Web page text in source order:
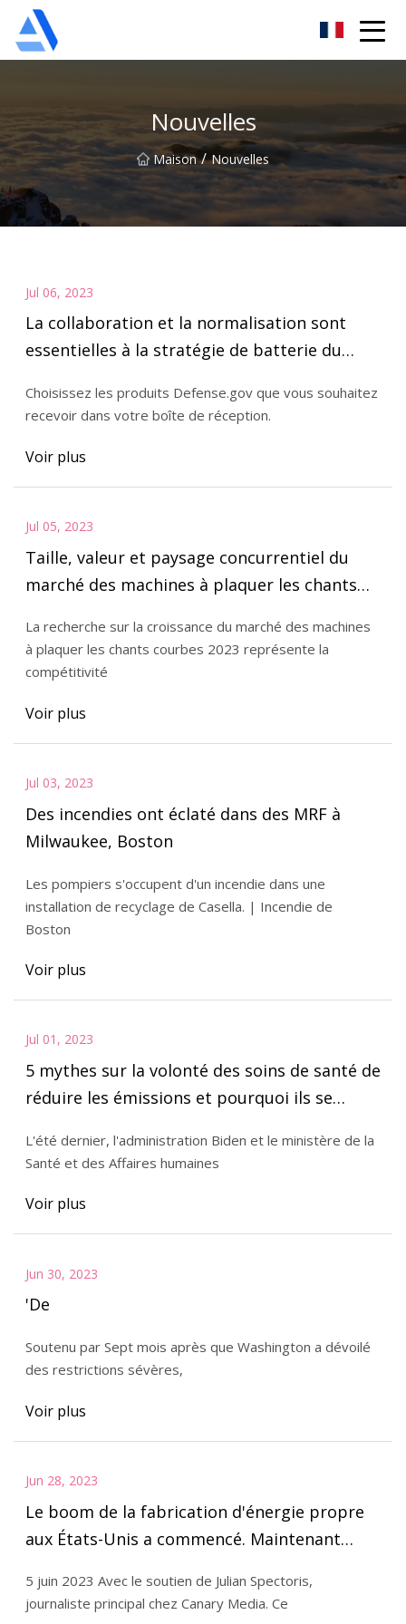
Nouvelles
Maison / Nouvelles
Jul 06, 2023
La collaboration et la normalisation sont
essentielles à la stratégie de batterie du
américains > US Department of Defence >
Choisissez les produits Defense.gov que vous souhaitez
recevoir dans votre boîte de réception.
Voir plus
Jul 05, 2023
Taille, valeur et paysage concurrentiel du
marché des machines à plaquer les chants
La recherche sur la croissance du marché des machines
à plaquer les chants courbes 2023 représente la
compétitivité
Voir plus
Jul 03, 2023
Des incendies ont éclaté dans des MRF à
Milwaukee, Boston
Les pompiers s'occupent d'un incendie dans une
installation de recyclage de Casella. | Incendie de
Boston
Voir plus
Jul 01, 2023
5 mythes sur la volonté des soins de santé de
réduire les émissions et pourquoi ils se
L'été dernier, l'administration Biden et le ministère de la
Santé et des Affaires humaines
Voir plus
Jun 30, 2023
'De
Soutenu par Sept mois après que Washington a dévoilé
des restrictions sévères,
Voir plus
Jun 28, 2023
Le boom de la fabrication d'énergie propre
aux États-Unis a commencé. Maintenant…
5 juin 2023 Avec le soutien de Julian Spectoris,
journaliste principal chez Canary Media. Ce